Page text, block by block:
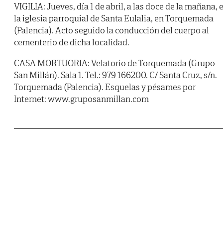
VIGILIA: Jueves, día 1 de abril, a las doce de la mañana,
la iglesia parroquial de Santa Eulalia, en Torquemada
(Palencia). Acto seguido la conducción del cuerpo al
cementerio de dicha localidad.
CASA MORTUORIA: Velatorio de Torquemada (Grupo
San Millán). Sala 1. Tel.: 979 166200. C/ Santa Cruz, s/n.
Torquemada (Palencia). Esquelas y pésames por
Internet: www.gruposanmillan.com